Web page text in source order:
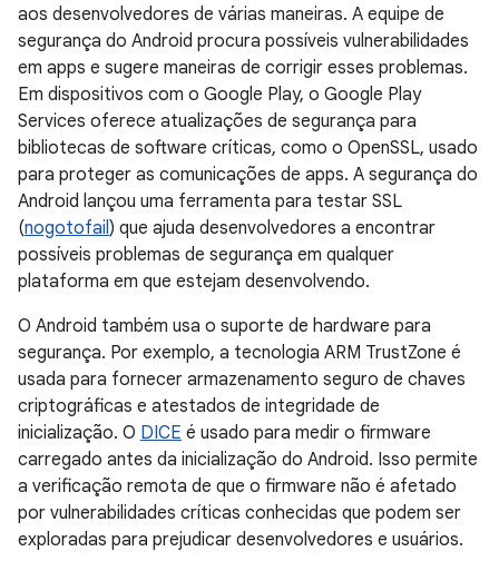
aos desenvolvedores de várias maneiras. A equipe de
segurança do Android procura possíveis vulnerabilidades
em apps e sugere maneiras de corrigir esses problemas.
Em dispositivos com o Google Play, o Google Play
Services oferece atualizações de segurança para
bibliotecas de software críticas, como o OpenSSL, usado
para proteger as comunicações de apps. A segurança do
Android lançou uma ferramenta para testar SSL
(nogotofail) que ajuda desenvolvedores a encontrar
possíveis problemas de segurança em qualquer
plataforma em que estejam desenvolvendo.
O Android também usa o suporte de hardware para
segurança. Por exemplo, a tecnologia ARM TrustZone é
usada para fornecer armazenamento seguro de chaves
criptográficas e atestados de integridade de
inicialização. O DICE é usado para medir o firmware
carregado antes da inicialização do Android. Isso permite
a verificação remota de que o firmware não é afetado
por vulnerabilidades críticas conhecidas que podem ser
exploradas para prejudicar desenvolvedores e usuários.